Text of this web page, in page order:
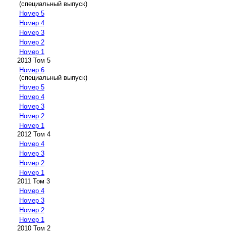
(специальный выпуск)
Номер 5
Номер 4
Номер 3
Номер 2
Номер 1
2013 Том 5
Номер 6
(специальный выпуск)
Номер 5
Номер 4
Номер 3
Номер 2
Номер 1
2012 Том 4
Номер 4
Номер 3
Номер 2
Номер 1
2011 Том 3
Номер 4
Номер 3
Номер 2
Номер 1
2010 Том 2